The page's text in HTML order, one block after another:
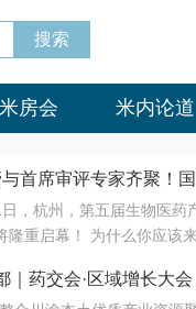
米房会 米内论道
首席审评专家齐聚！
！
，杭州，第五届生物医药
隆重启幕！ 为什么你应该
义研发效率；另一端是创
｜药交会·区域增长大